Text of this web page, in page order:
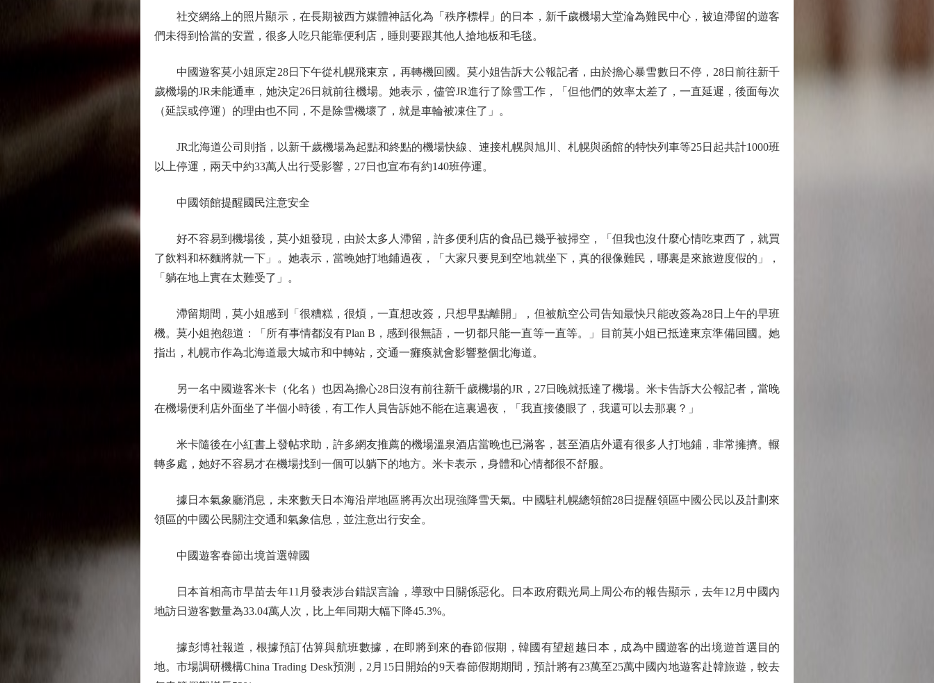
社交網絡上的照片顯示，在長期被西方媒體神話化為「秩序標桿」的日本，新千歲機場大堂淪為難民中心，被迫滯留的遊客
們未得到恰當的安置，很多人吃只能靠便利店，睡則要跟其他人搶地板和毛毯。
中國遊客莫小姐原定28日下午從札幌飛東京，再轉機回國。莫小姐告訴大公報記者，由於擔心暴雪數日不停，28日前往新千
歲機場的JR未能通車，她決定26日就前往機場。她表示，儘管JR進行了除雪工作，「但他們的效率太差了，一直延遲，後面每次
（延誤或停運）的理由也不同，不是除雪機壞了，就是車輪被凍住了」。
JR北海道公司則指，以新千歲機場為起點和終點的機場快線、連接札幌與旭川、札幌與函館的特快列車等25日起共計1000班
以上停運，兩天中約33萬人出行受影響，27日也宣布有約140班停運。
中國領館提醒國民注意安全
好不容易到機場後，莫小姐發現，由於太多人滯留，許多便利店的食品已幾乎被掃空，「但我也沒什麼心情吃東西了，就買
了飲料和杯麵將就一下」。她表示，當晚她打地鋪過夜，「大家只要見到空地就坐下，真的很像難民，哪裏是來旅遊度假的」，
「躺在地上實在太難受了」。
滯留期間，莫小姐感到「很糟糕，很煩，一直想改簽，只想早點離開」，但被航空公司告知最快只能改簽為28日上午的早班
機。莫小姐抱怨道：「所有事情都沒有Plan B，感到很無語，一切都只能一直等一直等。」目前莫小姐已抵達東京準備回國。她
指出，札幌市作為北海道最大城市和中轉站，交通一癱瘓就會影響整個北海道。
另一名中國遊客米卡（化名）也因為擔心28日沒有前往新千歲機場的JR，27日晚就抵達了機場。米卡告訴大公報記者，當晚
在機場便利店外面坐了半個小時後，有工作人員告訴她不能在這裏過夜，「我直接傻眼了，我還可以去那裏？」
米卡隨後在小紅書上發帖求助，許多網友推薦的機場溫泉酒店當晚也已滿客，甚至酒店外還有很多人打地鋪，非常擁擠。輾
轉多處，她好不容易才在機場找到一個可以躺下的地方。米卡表示，身體和心情都很不舒服。
據日本氣象廳消息，未來數天日本海沿岸地區將再次出現強降雪天氣。中國駐札幌總領館28日提醒領區中國公民以及計劃來
領區的中國公民關注交通和氣象信息，並注意出行安全。
中國遊客春節出境首選韓國
日本首相高市早苗去年11月發表涉台錯誤言論，導致中日關係惡化。日本政府觀光局上周公布的報告顯示，去年12月中國內
地訪日遊客數量為33.04萬人次，比上年同期大幅下降45.3%。
據彭博社報道，根據預訂估算與航班數據，在即將到來的春節假期，韓國有望超越日本，成為中國遊客的出境遊首選目的
地。市場調研機構China Trading Desk預測，2月15日開始的9天春節假期期間，預計將有23萬至25萬中國內地遊客赴韓旅遊，較去